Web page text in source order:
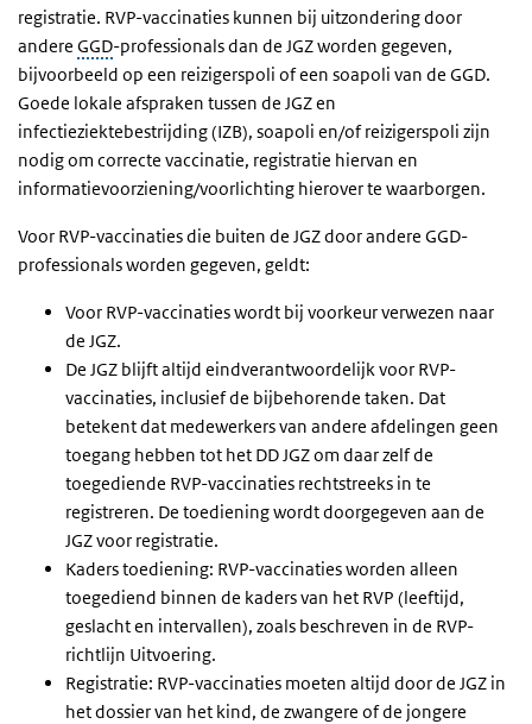
registratie. RVP-vaccinaties kunnen bij uitzondering door
andere GGD-professionals dan de JGZ worden gegeven,
bijvoorbeeld op een reizigerspoli of een soapoli van de GGD.
Goede lokale afspraken tussen de JGZ en
infectieziektebestrijding (IZB), soapoli en/of reizigerspoli zijn
nodig om correcte vaccinatie, registratie hiervan en
informatievoorziening/voorlichting hierover te waarborgen.
Voor RVP-vaccinaties die buiten de JGZ door andere GGD-
professionals worden gegeven, geldt:
Voor RVP-vaccinaties wordt bij voorkeur verwezen naar
de JGZ.
De JGZ blijft altijd eindverantwoordelijk voor RVP-
vaccinaties, inclusief de bijbehorende taken. Dat
betekent dat medewerkers van andere afdelingen geen
toegang hebben tot het DD JGZ om daar zelf de
toegediende RVP-vaccinaties rechtstreeks in te
registreren. De toediening wordt doorgegeven aan de
JGZ voor registratie.
Kaders toediening: RVP-vaccinaties worden alleen
toegediend binnen de kaders van het RVP (leeftijd,
geslacht en intervallen), zoals beschreven in de RVP-
richtlijn Uitvoering.
Registratie: RVP-vaccinaties moeten altijd door de JGZ in
het dossier van het kind, de zwangere of de jongere